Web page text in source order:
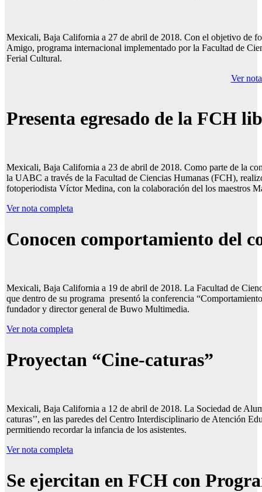
Mexicali, Baja California a 27 de abril de 2018. Con el objetivo de
Amigo, programa internacional implementado por la Facultad de
Ferial Cultural.
Ver
Presenta egresado de la FCH
Mexicali, Baja California a 23 de abril de 2018. Como parte de la
la UABC a través de la Facultad de Ciencias Humanas (FCH),
fotoperiodista Víctor Medina, con la colaboración del los maestros
Ver nota completa
Conocen comportamiento del
Mexicali, Baja California a 19 de abril de 2018. La Facultad de
que dentro de su programa presentó la conferencia
fundador y director general de Buwo Multimedia.
Ver nota completa
Proyectan “Cine-caturas”
Mexicali, Baja California a 12 de abril de 2018. La Sociedad de
caturas’’, en las paredes del Centro Interdisciplinario de Atención
permitiendo recordar la infancia de los asistentes.
Ver nota completa
Se ejercitan en FCH con